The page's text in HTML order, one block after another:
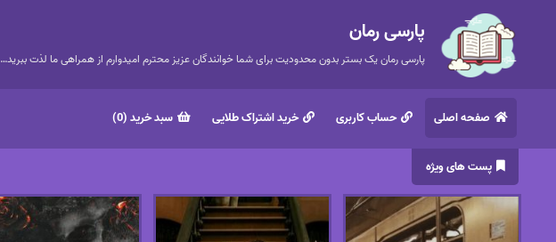
پارسی رمان
پارسی رمان یک بستر بدون محدودیت برای شما خوانندگان عزیز محترم امیدوارم از همراهی ما لذت ببرید…
صفحه اصلی حساب کاربری خرید اشتراک طلایی سبد خرید (0)
پست های ویژه